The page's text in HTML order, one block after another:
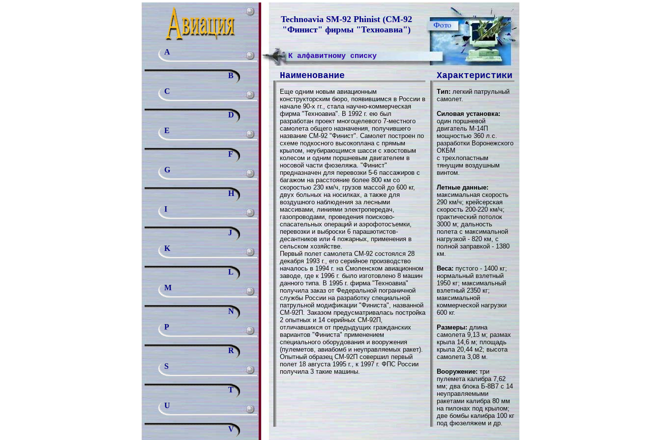
Technoavia SM-92 Phinist (СМ-92
"Финист" фирмы "Техноавиа")
A
B
C
D
E
F
G
H
I
J
K
L
M
N
P
R
S
T
U
V
К алфавитному списку
Наименование Характеристики
Еще одним новым авиационным
конструкторским бюро, появившимся в России в
начале 90-х гг., стала научно-коммерческая
фирма "Техноавиа". В 1992 г. ею был
разработан проект многоцелевого 7-местного
самолета общего назначения, получившего
название СМ-92 "Финист". Самолет построен по
схеме подкосного высокоплана с прямым
крылом, неубирающимся шасси с хвостовым
колесом и одним поршневым двигателем в
носовой части фюзеляжа. "Финист"
предназначен для перевозки 5-6 пассажиров с
багажом на расстояние более 800 км со
скоростью 230 км/ч, грузов массой до 600 кг,
двух больных на носилках, а также для
воздушного наблюдения за лесными
массивами, линиями электропередач,
газопроводами, проведения поисково-
спасательных операций и аэрофотосъемки,
перевозки и выброски 6 парашютистов-
десантников или 4 пожарных, применения в
сельском хозяйстве.
Первый полет самолета СМ-92 состоялся 28
декабря 1993 г., его серийное производство
началось в 1994 г. на Смоленском авиационном
заводе, где к 1996 г. было изготовлено 8 машин
данного типа. В 1995 г. фирма "Техноавиа"
получила заказ от Федеральной пограничной
службы России на разработку специальной
патрульной модификации "Финиста", названной
СМ-92П. Заказом предусматривалась постройка
2 опытных и 14 серийных СМ-92П,
отличавшихся от предыдущих гражданских
вариантов "Финиста" применением
специального оборудования и вооружения
(пулеметов, авиабомб и неуправляемых ракет).
Опытный образец СМ-92П совершил первый
полет 18 августа 1995 г., к 1997 г. ФПС России
получила 3 такие машины.
Тип: легкий патрульный
самолет.
Силовая установка:
один поршневой
двигатель М-14П
мощностью 360 л.с.
разработки Воронежского
ОКБМ
с трехлопастным
тянущим воздушным
винтом.
Летные данные:
максимальная скорость
290 км/ч; крейсерская
скорость 200-220 км/ч;
практический потолок
3000 м; дальность
полета с максимальной
нагрузкой - 820 км, с
полной заправкой - 1380
км.
Веса: пустого - 1400 кг;
нормальный взлетный
1950 кг; максимальный
взлетный 2350 кг;
максимальной
коммерческой нагрузки
600 кг.
Размеры: длина
самолета 9,13 м; размах
крыла 14,6 м; площадь
крыла 20,44 м2; высота
самолета 3,08 м.
Вооружение: три
пулемета калибра 7,62
мм; два блока Б-8В7 с 14
неуправляемыми
ракетами калибра 80 мм
на пилонах под крылом;
две бомбы калибра 100 кг
под фюзеляжем и др.